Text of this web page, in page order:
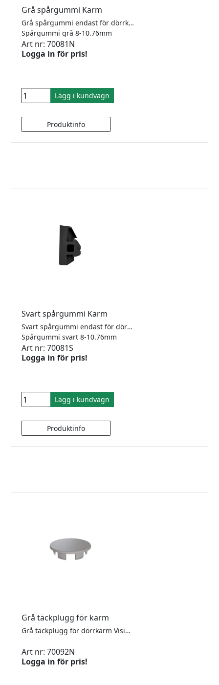
Grå spårgummi Karm
Grå spårgummi endast för dörrkarm Vision 300. För glas 8-10,76mm glas.
Spårgummi grå 8-10.76mm
Art nr: 70081N
Logga in för pris!
Lägg i kundvagn
Svart spårgummi Karm
Svart spårgummi endast för dörrkarm Vision 300. För glas 8-10,76mm glas.
Spårgummi svart 8-10.76mm
Art nr: 70081S
Logga in för pris!
Lägg i kundvagn
Grå täckplugg för karm
Grå täckplugg för dörrkarm Vision300. Används då man vill fästa karmsidan direkt mot trävägg och dölja infästningshålen. Ytterdiameter 16mm. Borrhål 12mm.
Art nr: 70092N
Logga in för pris!